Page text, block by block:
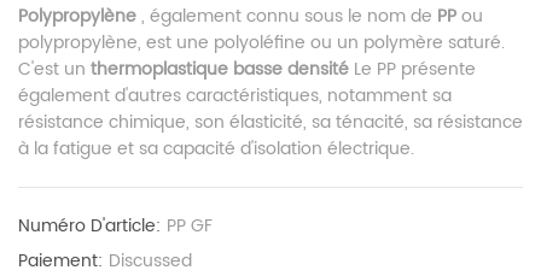
Polypropylène, également connu sous le nom de PPou
polypropylène, est une polyoléfine ou un polymère saturé.
C'est un thermoplastique basse densité Le PP présente
également d'autres caractéristiques, notamment sa
résistance chimique, son élasticité, sa ténacité, sa résistance
à la fatigue et sa capacité d'isolation électrique.
Numéro D'article: PP GF
Paiement: Discussed